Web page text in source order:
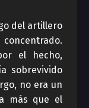
del artillero
el hecho,
sobrevivido
no era un
más que el